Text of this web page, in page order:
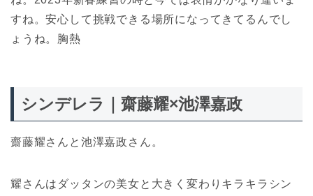
すね。安心して挑戦できる場所になってきてるんでし
ょうね。胸熱
シンデレラ｜齋藤耀×池澤嘉政
齋藤耀さんと池澤嘉政さん。
耀さんはダッタンの美女と大きく変わりキラキラシン